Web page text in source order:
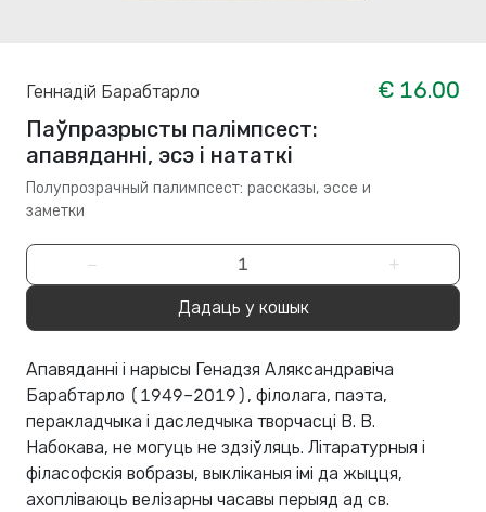
Геннадій Барабтарло
€ 16.00
Паўпразрысты палімпсест:
апавяданні, эсэ і нататкі
Полупрозрачный палимпсест: рассказы, эссе и
заметки
− +
Дадаць у кошык
Апавяданні і нарысы Генадзя Аляксандравіча
Барабтарло (1949–2019), філолага, паэта,
перакладчыка і даследчыка творчасці В. В.
Набокава, не могуць не здзіўляць. Літаратурныя і
філасофскія вобразы, выкліканыя імі да жыцця,
ахопліваюць велізарны часавы перыяд ад св.